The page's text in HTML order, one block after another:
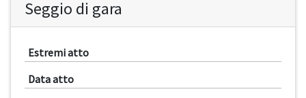
Seggio di gara
Estremi atto
Data atto